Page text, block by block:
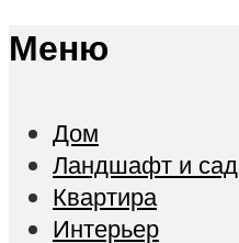
Меню
Дом
Ландшафт и сад
Квартира
Интерьер